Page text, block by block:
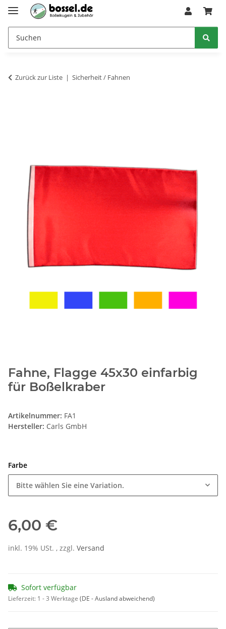
Zurück zur Liste Sicherheit / Fahnen
Fahne, Flagge 45x30 einfarbig
für Boßelkraber
Artikelnummer: FA1
Hersteller: Carls GmbH
Farbe
Bitte wählen Sie eine Variation.
6,00 €
inkl. 19% USt. , zzgl. Versand
Sofort verfügbar
Lieferzeit: 1 - 3 Werktage (DE - Ausland abweichend)